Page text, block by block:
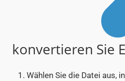
konvertieren Sie
Wählen Sie die Datei aus,